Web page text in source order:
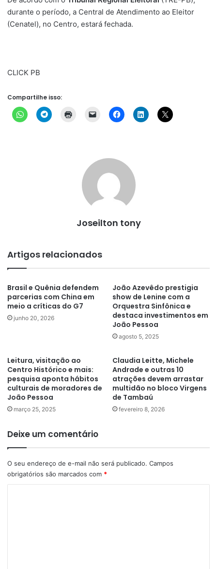
durante o período, a Central de Atendimento ao Eleitor
(Cenatel), no Centro, estará fechada.
CLICK PB
Compartilhe isso:
Joseilton tony
Artigos relacionados
Brasil e Quênia defendem
parcerias com China em
meio a críticas do G7
junho 20, 2026
João Azevêdo prestigia
show de Lenine com a
Orquestra Sinfônica e
destaca investimentos em
João Pessoa
agosto 5, 2025
Leitura, visitação ao
Centro Histórico e mais:
pesquisa aponta hábitos
culturais de moradores de
João Pessoa
março 25, 2025
Claudia Leitte, Michele
Andrade e outras 10
atrações devem arrastar
multidão no bloco Virgens
de Tambaú
fevereiro 8, 2026
Deixe um comentário
O seu endereço de e-mail não será publicado. Campos
obrigatórios são marcados com *